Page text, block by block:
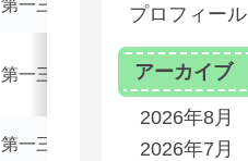
第一三共エスファ
第一三共エスファ
第一三共エスファ
プロフィール
アーカイブ
2026年8月
2026年7月